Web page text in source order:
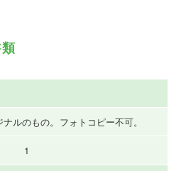
ルのもの。フォトコピー不可。
1